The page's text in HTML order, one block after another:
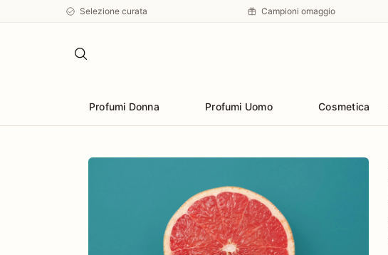
Selezione curata Campioni omaggio
Profumi Donna Profumi Uomo Cosmetica